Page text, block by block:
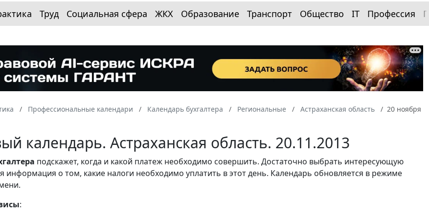
Труд Социальная сфера ЖКХ Образование Транспорт Общество IT Профессия
Профессиональные календари Календарь бухгалтера Региональные Астраханская область
20 ноября
календарь. Астраханская область. 20.11.2013
подскажет, когда и какой платеж необходимо совершить. Достаточно выбрать интересующую
информация о том, какие налоги необходимо уплатить в этот день. Календарь обновляется в режиме
: